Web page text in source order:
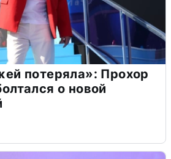
потеряла»: Прохор
о новой